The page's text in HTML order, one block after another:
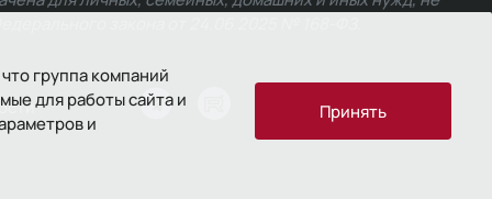
группа компаний
для работы сайта и
и
Принять